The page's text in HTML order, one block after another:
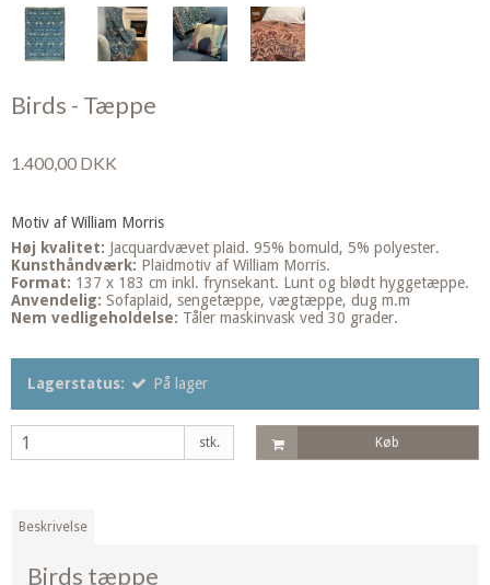
Birds - Tæppe
1.400,00 DKK
Motiv af William Morris
Høj kvalitet: Jacquardvævet plaid. 95% bomuld, 5% polyester.
Kunsthåndværk: Plaidmotiv af William Morris.
Format: 137 x 183 cm inkl. frynsekant. Lunt og blødt hyggetæppe.
Anvendelig: Sofaplaid, sengetæppe, vægtæppe, dug m.m
Nem vedligeholdelse: Tåler maskinvask ved 30 grader.
Lagerstatus: På lager
stk. Køb
Beskrivelse
Birds tæppe